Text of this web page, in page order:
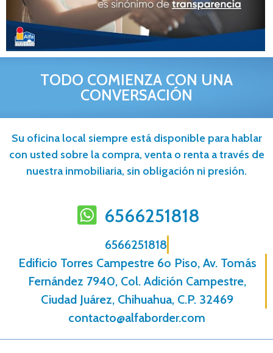
TODO COMIENZA CON UNA
CONVERSACIÓN
Su oficina local siempre está disponible para hablar
con usted sobre la compra, venta o renta a través de
nuestra inmobiliaria, sin obligación ni presión.
6566251818
6566251818
Edificio Torres Campestre 6o Piso, Av. Tomás
Fernández 7940, Col. Adición Campestre,
Ciudad Juárez, Chihuahua, C.P. 32469
contacto@alfaborder.com